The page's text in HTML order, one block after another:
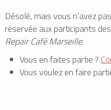
Désolé, mais vous n’avez
réservée aux participants
Repair Café Marseille.
Vous en faites partie ?
Vous voulez en faire